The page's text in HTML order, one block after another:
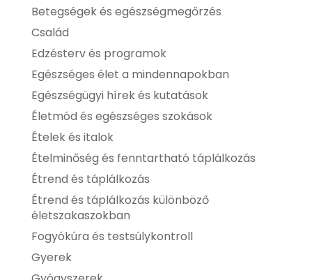
Betegségek és egészségmegőrzés
Család
Edzésterv és programok
Egészséges élet a mindennapokban
Egészségügyi hírek és kutatások
Életmód és egészséges szokások
Ételek és italok
Ételminőség és fenntartható táplálkozás
Étrend és táplálkozás
Étrend és táplálkozás különböző
életszakaszokban
Fogyókúra és testsúlykontroll
Gyerek